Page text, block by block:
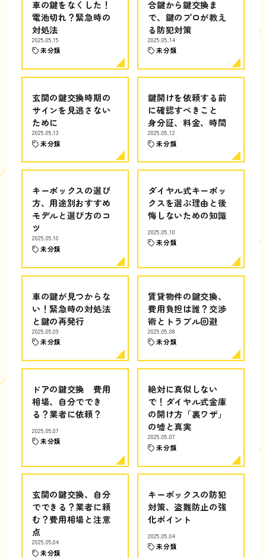
車の鍵をなくした！
電池切れ？緊急時の
対処法
2025.05.15
未分類
合鍵から鍵交換ま
で、鍵のプロが教え
る防犯対策
2025.05.14
未分類
玄関の鍵交換時期の
サインを見逃さない
ために
2025.05.13
未分類
鍵開けを依頼する前
に確認すべきこと
身分証、料金、時間
2025.05.12
未分類
キーボックスの選び
方、用途別おすすめ
モデルと選び方のコ
ツ
2025.05.10
未分類
ダイヤル式キーボッ
クスを選ぶ理由と後
悔しないための知識
2025.05.10
未分類
車の鍵が見つからな
い！緊急時の対処法
と鍵の再発行
2025.05.09
未分類
賃貸物件の鍵交換、
費用負担は誰？交渉
術とトラブル回避
2025.05.08
未分類
ドアの鍵交換 費用
相場、自分ででき
る？業者に依頼？
2025.05.07
未分類
絶対に真似しない
で！ダイヤル式金庫
の開け方「裏ワザ」
の嘘と真実
2025.05.07
未分類
玄関の鍵交換、自分
でできる？業者に頼
む？費用相場と注意
点
2025.05.04
未分類
キーボックスの防犯
対策、盗難防止の強
化ポイント
2025.05.04
未分類